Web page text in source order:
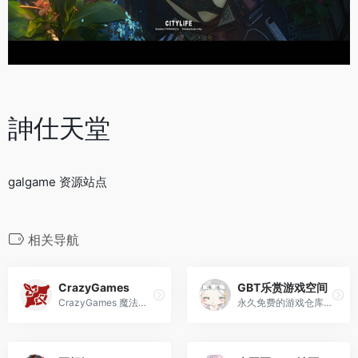
訷仕天堂
galgame 资源站点
相关导航
CrazyGames
CrazyGames 魔法需求：否 ...
GBT乐赏游戏空间
永久免费的游戏仓库，集06年至今的游戏下载